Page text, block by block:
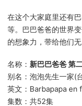
在这个大家庭里还有
等。巴巴爸爸的世界
的想象力，带给他们无
名称： 新巴巴爸爸 第
别名：泡泡先生一家(
英文：Barbapapa en
集数：共52集